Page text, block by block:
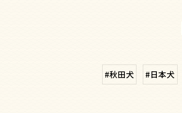
#秋田犬 #日本犬